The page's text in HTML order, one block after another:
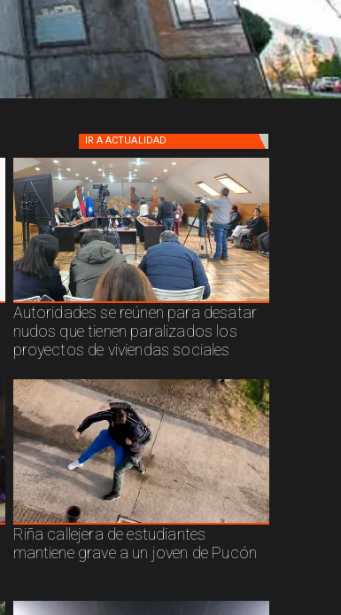
IR A ACTUALIDAD
Autoridades se reúnen para desatar
nudos que tienen paralizados los
proyectos de viviendas sociales
Riña callejera de estudiantes
mantiene grave a un joven de Pucón